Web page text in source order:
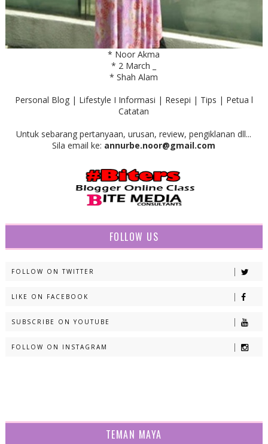
* Noor Akma
* 2 March _
* Shah Alam
Personal Blog | Lifestyle I Informasi | Resepi | Tips | Petua l
Catatan
Untuk sebarang pertanyaan, urusan, review, pengiklanan dll...
Sila email ke: annurbe.noor@gmail.com
FOLLOW US
FOLLOW ON TWITTER
LIKE ON FACEBOOK
SUBSCRIBE ON YOUTUBE
FOLLOW ON INSTAGRAM
TEMAN MAYA